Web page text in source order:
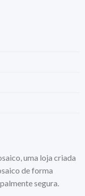
uma loja criada
de forma
segura.